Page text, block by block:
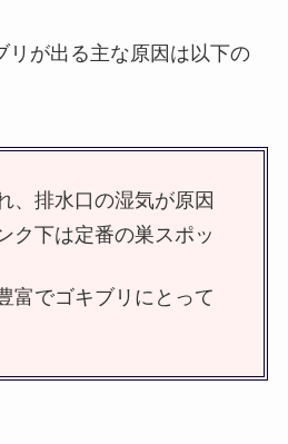
リが出る主な原因は以下の
、排水口の湿気が原因
ク下は定番の巣スポッ
富でゴキブリにとって